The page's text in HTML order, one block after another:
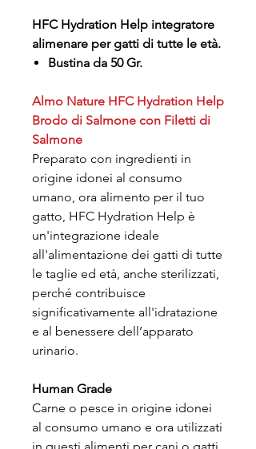
HFC Hydration Help integratore
alimenare per gatti di tutte le età.
Bustina da 50 Gr.
Almo Nature HFC Hydration Help
Brodo di Salmone con Filetti di
Salmone
Preparato con ingredienti in
origine idonei al consumo
umano, ora alimento per il tuo
gatto, HFC Hydration Help è
un'integrazione ideale
all'alimentazione dei gatti di tutte
le taglie ed età, anche sterilizzati,
perché contribuisce
significativamente all'idratazione
e al benessere dell’apparato
urinario.
Human Grade
Carne o pesce in origine idonei
al consumo umano e ora utilizzati